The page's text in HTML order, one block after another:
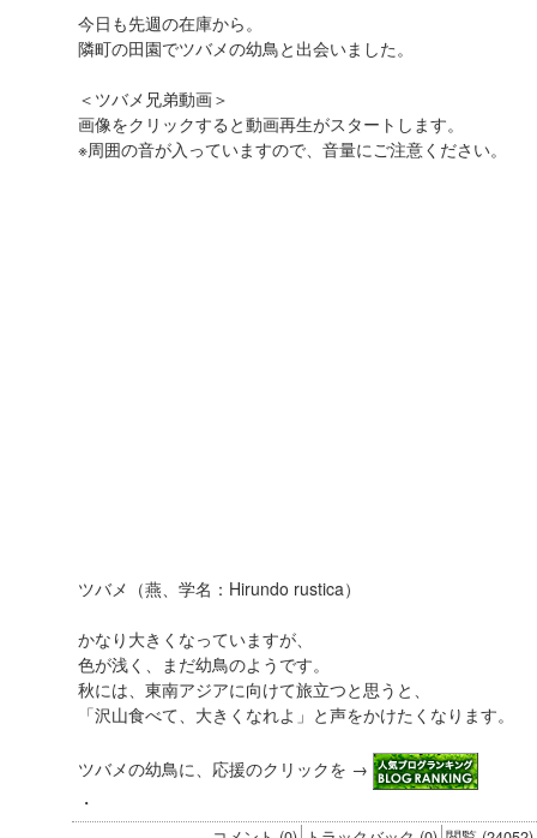
今日も先週の在庫から。
隣町の田園でツバメの幼鳥と出会いました。
＜ツバメ兄弟動画＞
画像をクリックすると動画再生がスタートします。
※周囲の音が入っていますので、音量にご注意ください。
ツバメ（燕、学名：Hirundo rustica）
かなり大きくなっていますが、
色が浅く、まだ幼鳥のようです。
秋には、東南アジアに向けて旅立つと思うと、
「沢山食べて、大きくなれよ」と声をかけたくなります。
ツバメの幼鳥に、応援のクリックを →
・